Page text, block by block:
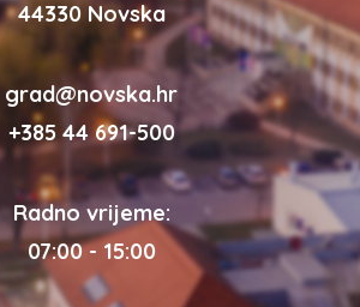
44330 Novska
grad@novska.hr
+385 44 691-500
Radno vrijeme:
07:00 - 15:00